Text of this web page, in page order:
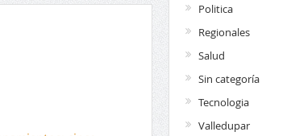
Politica
Regionales
Salud
Sin categoría
Tecnologia
Valledupar